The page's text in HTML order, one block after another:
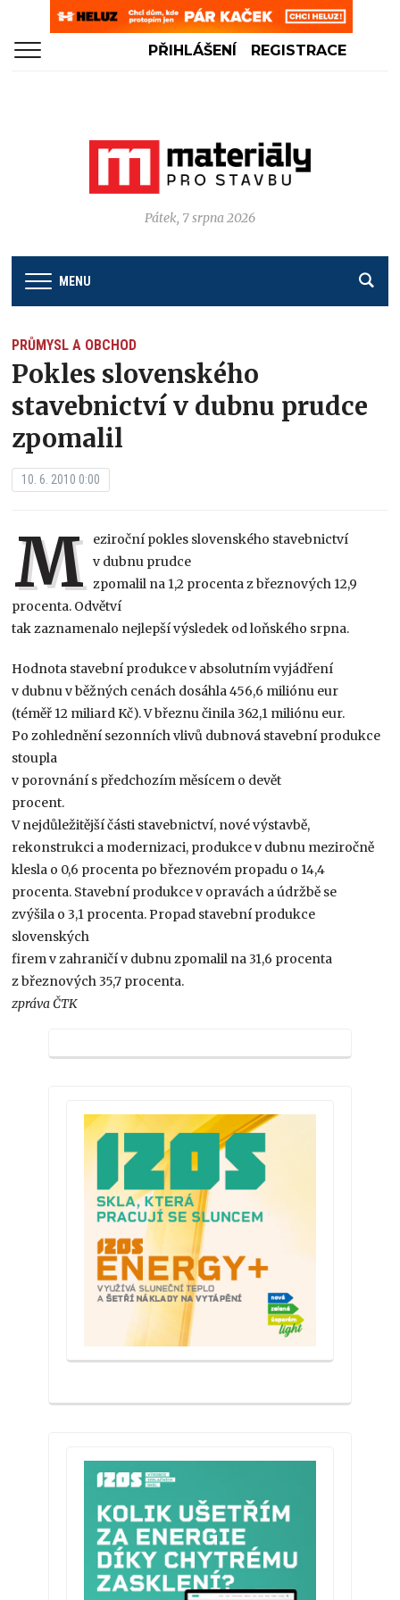
PŘIHLÁŠENÍ REGISTRACE
Pátek, 7 srpna 2026
MENU
PRŮMYSL A OBCHOD
Pokles slovenského
stavebnictví v dubnu prudce
zpomalil
10. 6. 2010 0:00
M eziroční pokles slovenského stavebnictví
v dubnu prudce
zpomalil na 1,2 procenta z březnových 12,9
procenta. Odvětví
tak zaznamenalo nejlepší výsledek od loňského srpna.
Hodnota stavební produkce v absolutním vyjádření
v dubnu v běžných cenách dosáhla 456,6 miliónu eur
(téměř 12 miliard Kč). V březnu činila 362,1 miliónu eur.
Po zohlednění sezonních vlivů dubnová stavební produkce
stoupla
v porovnání s předchozím měsícem o devět
procent.
V nejdůležitější části stavebnictví, nové výstavbě,
rekonstrukci a modernizaci, produkce v dubnu meziročně
klesla o 0,6 procenta po březnovém propadu o 14,4
procenta. Stavební produkce v opravách a údržbě se
zvýšila o 3,1 procenta. Propad stavební produkce
slovenských
firem v zahraničí v dubnu zpomalil na 31,6 procenta
z březnových 35,7 procenta.
zpráva ČTK